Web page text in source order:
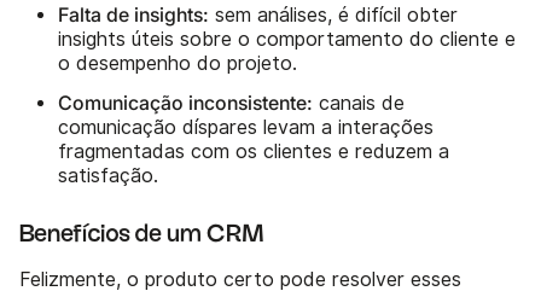
Falta de insights: sem análises, é difícil obter
insights úteis sobre o comportamento do cliente e
o desempenho do projeto.
Comunicação inconsistente: canais de
comunicação díspares levam a interações
fragmentadas com os clientes e reduzem a
satisfação.
Benefícios de um CRM
Felizmente, o produto certo pode resolver esses